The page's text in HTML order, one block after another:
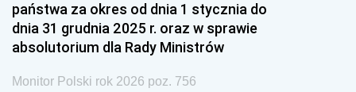
państwa za okres od dnia 1 stycznia do
dnia 31 grudnia 2025 r. oraz w sprawie
absolutorium dla Rady Ministrów
Monitor Polski rok 2026 poz. 756